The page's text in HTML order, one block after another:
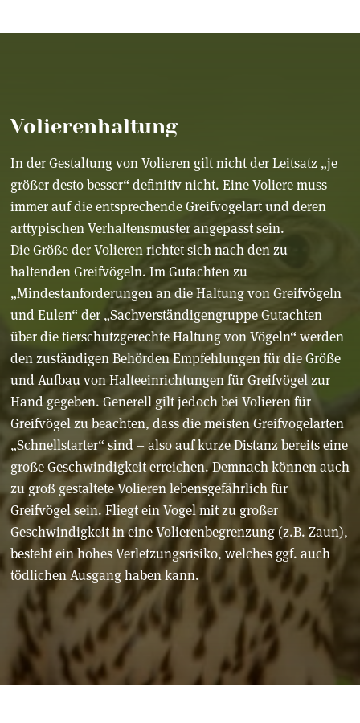
Volierenhaltung
In der Gestaltung von Volieren gilt nicht der Leitsatz „je
größer desto besser“ definitiv nicht. Eine Voliere muss
immer auf die entsprechende Greifvogelart und deren
arttypischen Verhaltensmuster angepasst sein.
Die Größe der Volieren richtet sich nach den zu
haltenden Greifvögeln. Im Gutachten zu
„Mindestanforderungen an die Haltung von Greifvögeln
und Eulen“ der „Sachverständigengruppe Gutachten
über die tierschutzgerechte Haltung von Vögeln“ werden
den zuständigen Behörden Empfehlungen für die Größe
und Aufbau von Halteeinrichtungen für Greifvögel zur
Hand gegeben. Generell gilt jedoch bei Volieren für
Greifvögel zu beachten, dass die meisten Greifvogelarten
„Schnellstarter“ sind – also auf kurze Distanz bereits eine
große Geschwindigkeit erreichen. Demnach können auch
zu groß gestaltete Volieren lebensgefährlich für
Greifvögel sein. Fliegt ein Vogel mit zu großer
Geschwindigkeit in eine Volierenbegrenzung (z.B. Zaun),
besteht ein hohes Verletzungsrisiko, welches ggf. auch
tödlichen Ausgang haben kann.